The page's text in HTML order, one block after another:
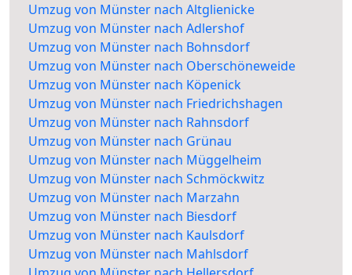
Umzug von Münster nach Altglienicke
Umzug von Münster nach Adlershof
Umzug von Münster nach Bohnsdorf
Umzug von Münster nach Oberschöneweide
Umzug von Münster nach Köpenick
Umzug von Münster nach Friedrichshagen
Umzug von Münster nach Rahnsdorf
Umzug von Münster nach Grünau
Umzug von Münster nach Müggelheim
Umzug von Münster nach Schmöckwitz
Umzug von Münster nach Marzahn
Umzug von Münster nach Biesdorf
Umzug von Münster nach Kaulsdorf
Umzug von Münster nach Mahlsdorf